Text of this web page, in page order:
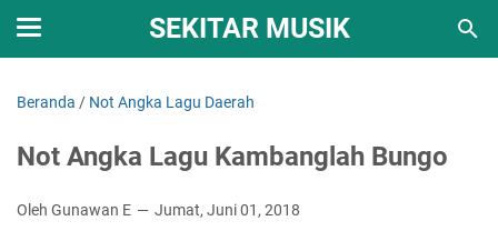
SEKITAR MUSIK
Beranda / Not Angka Lagu Daerah
Not Angka Lagu Kambanglah Bungo
Oleh Gunawan E Jumat, Juni 01, 2018